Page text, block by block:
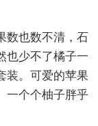
数也数不清，石
也少不了橘子一
装。可爱的苹果
一个个柚子胖乎